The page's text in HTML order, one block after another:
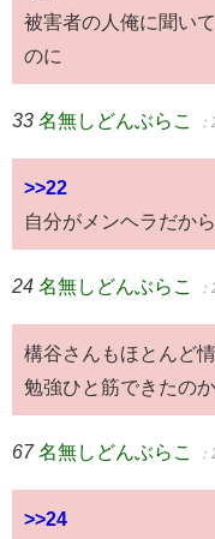
被害者の人俺に聞い
のに
33 名無しどんぶらこ
>>22
自分がメンヘラだか
24 名無しどんぶらこ
構谷さんもほとんど
勉強ひと筋できたの
67 名無しどんぶらこ
>>24